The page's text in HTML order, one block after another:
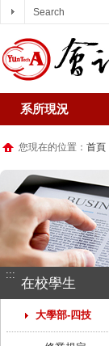
系所現況
您現在的位置： 首頁
:::
在校學生
大學部-四技
Search